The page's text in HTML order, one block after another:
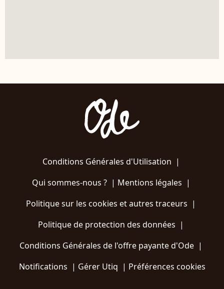
Conditions Générales d'Utilisation |
Qui sommes-nous ?| Mentions légales |
Politique sur les cookies et autres traceurs |
Politique de protection des données |
Conditions Générales de l'offre payante d'Ode |
Notifications | Gérer Utiq | Préférences cookies